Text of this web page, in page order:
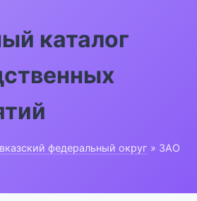
каталог
федеральный округ » ЗАО